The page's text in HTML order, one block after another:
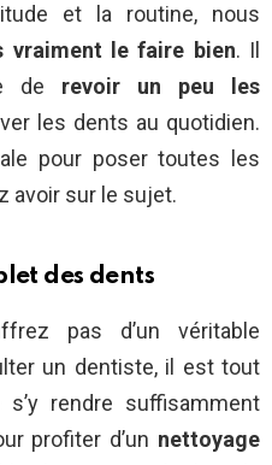
et la routine, nous
vraiment le faire bien. Il
de revoir un peu les
les dents au quotidien.
pour poser toutes les
avoir sur le sujet.
des dents
pas d’un véritable
un dentiste, il est tout
rendre suffisamment
profiter d’un nettoyage